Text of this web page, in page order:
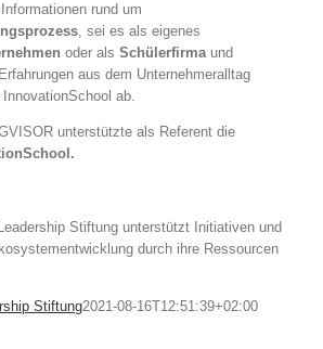
rund um
, sei es als eigenes
oder als Schülerfirmaund
aus dem Unternehmeralltag
InnovationSchool ab.
unterstützte als Referent die
Stiftung unterstützt Initiativen und
durch ihre Ressourcen
Stiftung2021-08-16T12:51:39+02:00